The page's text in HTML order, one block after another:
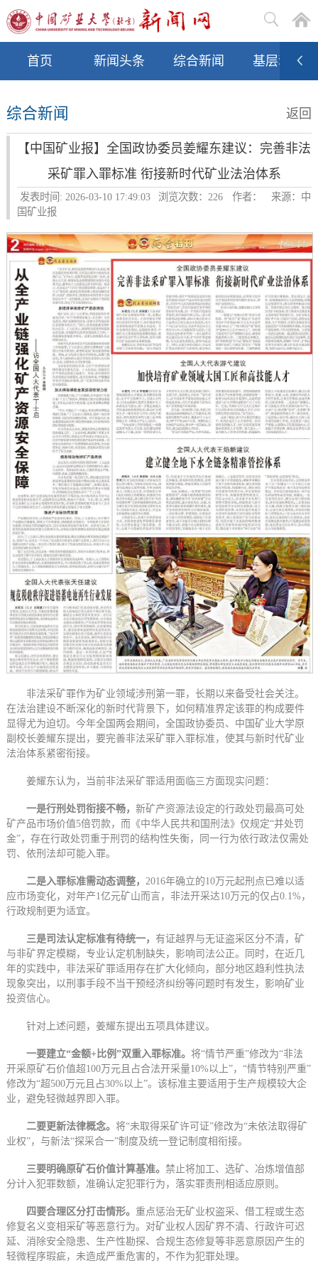
首页 新闻头条 综合新闻 基层动态
综合新闻 返回
【中国矿业报】全国政协委员姜耀东建议：完善非法
采矿罪入罪标准 衔接新时代矿业法治体系
发表时间: 2026-03-10 17:49:03 浏览次数： 226 作者：
来源：中
国矿业报
非法采矿罪作为矿业领域涉刑第一罪，长期以来备受社会关注。
在法治建设不断深化的新时代背景下，如何精准界定该罪的构成要件
显得尤为迫切。今年全国两会期间，全国政协委员、中国矿业大学原
副校长姜耀东提出，要完善非法采矿罪入罪标准，使其与新时代矿业
法治体系紧密衔接。
姜耀东认为，当前非法采矿罪适用面临三方面现实问题：
一是行刑处罚衔接不畅， 新矿产资源法设定的行政处罚最高可处
矿产品市场价值5倍罚款，而《中华人民共和国刑法》仅规定“并处罚
金”，存在行政处罚重于刑罚的结构性失衡，同一行为依行政法仅需处
罚、依刑法却可能入罪。
二是入罪标准需动态调整， 2016年确立的10万元起刑点已难以适
应市场变化，对年产1亿元矿山而言，非法开采达10万元的仅占0.1%，
行政规制更为适宜。
三是司法认定标准有待统一， 有证越界与无证盗采区分不清，矿
与非矿界定模糊，专业认定机制缺失，影响司法公正。同时，在近几
年的实践中，非法采矿罪适用存在扩大化倾向，部分地区趋利性执法
现象突出，以刑事手段不当干预经济纠纷等问题时有发生，影响矿业
投资信心。
针对上述问题，姜耀东提出五项具体建议。
一要建立“金额+比例”双重入罪标准。 将“情节严重”修改为“非法
开采原矿石价值超100万元且占合法开采量10%以上”，“情节特别严重”
修改为“超500万元且占30%以上”。该标准主要适用于生产规模较大企
业，避免轻微越界即入罪。
二要更新法律概念。 将“未取得采矿许可证”修改为“未依法取得矿
业权”，与新法“探采合一”制度及统一登记制度相衔接。
三要明确原矿石价值计算基准。 禁止将加工、选矿、冶炼增值部
分计入犯罪数额，准确认定犯罪行为，落实罪责刑相适应原则。
四要合理区分打击情形。 重点惩治无矿业权盗采、借工程或生态
修复名义变相采矿等恶意行为。对矿业权人因矿界不清、行政许可迟
延、消除安全隐患、生产性勘探、合规生态修复等非恶意原因产生的
轻微程序瑕疵，未造成严重危害的，不作为犯罪处理。